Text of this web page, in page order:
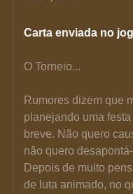
Carta enviada no
O Torneio...
Rumores dizem que
planejando uma
breve. Não quero
não quero
Depois de muito
de luta animado, no